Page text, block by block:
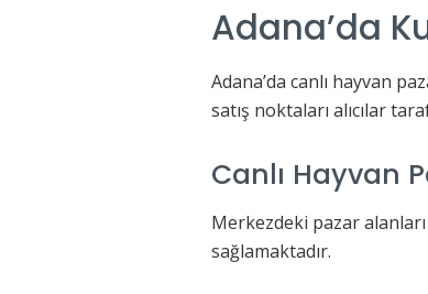
Adana’da
Adana’da canlı hayvan
satış noktaları alıcılar
Canlı Hayvan
Merkezdeki pazar
sağlamaktadır.